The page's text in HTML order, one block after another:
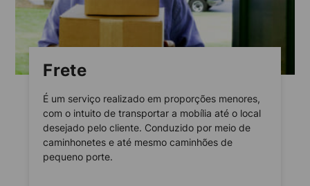
Frete
É um serviço realizado em proporções menores,
com o intuito de transportar a mobília até o local
desejado pelo cliente. Conduzido por meio de
caminhonetes e até mesmo caminhões de
pequeno porte.